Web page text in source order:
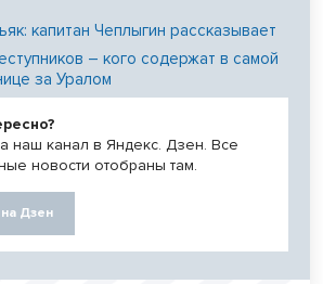
капитан Чеплыгин рассказывает
– кого содержат в самой
за Уралом
наш канал в Яндекс. Дзен. Все
новости отобраны там.
Дзен